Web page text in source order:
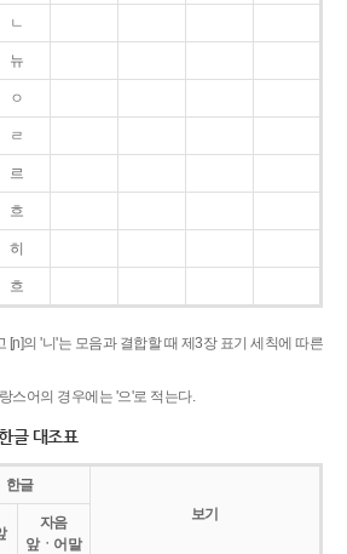
ㄴ
뉴
ㅇ
ㄹ
르
흐
히
흐
[ɲ]의 '니'는 모음과 결합할 때 제3장 표기 세칙에 따른
스어의 경우에는 '으'로 적는다.
글 대조표
한글
보기
자음
앞ㆍ어말